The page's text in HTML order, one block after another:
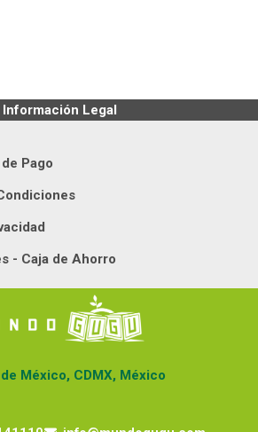
Información Legal
Pago
- Caja de Ahorro
México, CDMX, México